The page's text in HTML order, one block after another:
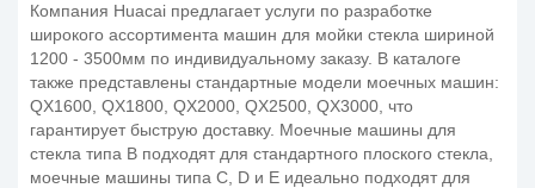
Компания Huacai предлагает услуги по разработке
широкого ассортимента машин для мойки стекла шириной
1200 - 3500мм по индивидуальному заказу. В каталоге
также представлены стандартные модели моечных машин:
QX1600, QX1800, QX2000, QX2500, QX3000, что
гарантирует быструю доставку. Моечные машины для
стекла типа В подходят для стандартного плоского стекла,
моечные машины типа С, D и Е идеально подходят для